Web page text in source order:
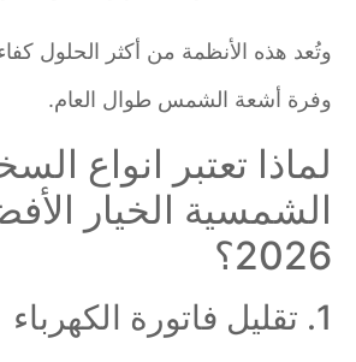
وتُعد هذه الأنظمة من أكثر الحلول
وفرة أشعة الشمس طوال العام.
لماذا تعتبر انواع
الشمسية الخيار
2026؟